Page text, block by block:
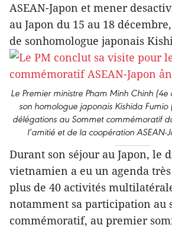
ASEAN-Japon et mener
au Japon du 15 au 18
de sonhomologue japonais
Le Premier ministre Pham Minh Chinh
son homologue japonais Kishida Fumio
délégations au Sommet commémoratif
l’amitié et de la coopération ASEAN-
Durant son séjour au Japon, le
vietnamien a eu un agenda
plus de 40 activités
notamment sa participation au
commémoratif, au premier